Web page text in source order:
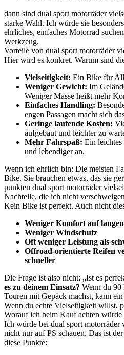
dann sind dual sport motorräder
starke Wahl. Ich würde sie
ehrliches, einfaches Motorrad
Werkzeug.
Vorteile von dual sport motorräder
Hier wird es konkret. Warum sind
Vielseitigkeit: Ein Bike für
Weniger Gewicht: Im
Weniger Masse heißt mehr
Einfaches Handling:
engen Passagen macht sich
Geringe laufende Kosten:
aufgebaut und leichter zu
Mehr Fahrspaß: Ein
und lebendiger an.
Wenn ich ehrlich bin: Die meisten
Bike. Sie brauchen etwas, das sie
punkten dual sport motorräder
Nachteile, die ich nicht
Kein Bike ist perfekt. Auch nicht
Weniger Komfort auf
Weniger Windschutz
Oft weniger Leistung als
Offroad-orientierte Reifen
schneller
Die Frage ist also nicht: „Ist es
es zu deinem Einsatz? Wenn du 90
Touren mit Gepäck machst, kann
Wenn du echte Vielseitigkeit willst,
Worauf ich beim Kauf achten würde
Ich würde bei dual sport motorräder
nicht nur auf PS schauen. Das ist
diese Punkte: